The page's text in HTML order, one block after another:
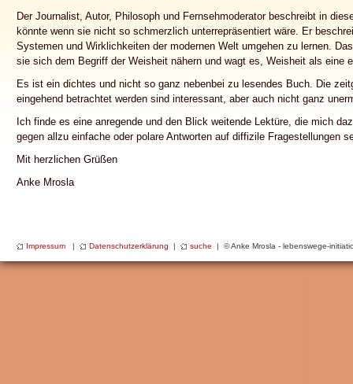
Der Journalist, Autor, Philosoph und Fernsehmoderator beschreibt in
könnte wenn sie nicht so schmerzlich unterrepräsentiert wäre. Er
Systemen und Wirklichkeiten der modernen Welt umgehen zu lernen.
sie sich dem Begriff der Weisheit nähern und wagt es, Weisheit als
Es ist ein dichtes und nicht so ganz nebenbei zu lesendes Buch. Die
eingehend betrachtet werden sind interessant, aber auch nicht ganz
Ich finde es eine anregende und den Blick weitende Lektüre, die mich
gegen allzu einfache oder polare Antworten auf diffizile Fragestellungen
Mit herzlichen Grüßen
Anke Mrosla
Impressum | Datenschutzerklärung | suche | © Anke Mrosla - lebenswege-